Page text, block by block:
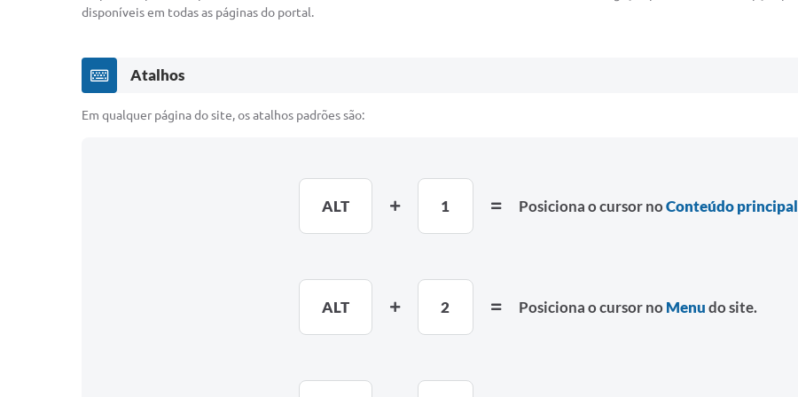
disponíveis em todas as páginas do portal.
Atalhos
Em qualquer página do site, os atalhos padrões são:
ALT 1 Posiciona o cursor noConteúdo principal
ALT 2 Posiciona o cursor no Menudo site.